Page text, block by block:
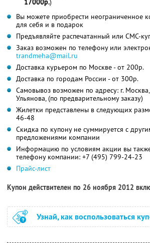
17000р.)
Вы можете приобрести неограниченное
для себя и в подарок
Предъявляйте распечатанный или СМС-
Заказ возможен по телефону или
trandmeha@mail.ru
Доставка курьером по Москве - от 200р.
Доставка по городам России - от 300р.
Самовывоз возможен по адресу: г.
Ульянова, (по предварительному заказу)
Жилетки представлены в следующих
46-48
Скидка по купону не суммируется с
предложениями компании
Информацию по условиям акции вы
телефону компании: +7 (495) 799-24-23
Прайс-лист
Купон действителен по 26 ноября 2012
Узнай, как воспользоваться